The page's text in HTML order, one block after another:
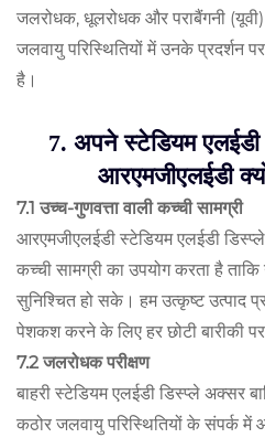
जलरोधक, धूलरोधक और पराबैंगनी
जलवायु परिस्थितियों में उनके प्रदर्शन
है।
7. अपने स्टेडियम
आरएमजीएलईडी
7.1 उच्च-गुणवत्ता वाली कच्ची सामग्री
आरएमजीएलईडी स्टेडियम एलईडी डिस्प्ले
कच्ची सामग्री का उपयोग करता है
सुनिश्चित हो सके। हम उत्कृष्ट उत्पाद
पेशकश करने के लिए हर छोटी बारीकी
7.2 जलरोधक परीक्षण
बाहरी स्टेडियम एलईडी डिस्प्ले अक्सर
कठोर जलवायु परिस्थितियों के संपर्क